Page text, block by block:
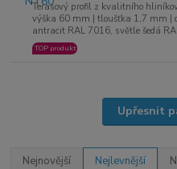
Terasový profil z kvalitního
výška 60 mm | tloušťka 1,7 mm |
antracit RAL 7016, světle šedá
TOP produkt
Upřesnit
Nejnovější Nejlevnější